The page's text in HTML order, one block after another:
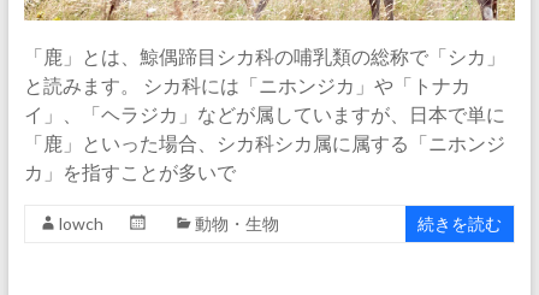
「鹿」とは、鯨偶蹄目シカ科の哺乳類の総称で「シカ」
と読みます。 シカ科には「ニホンジカ」や「トナカ
イ」、「ヘラジカ」などが属していますが、日本で単に
「鹿」といった場合、シカ科シカ属に属する「ニホンジ
カ」を指すことが多いで
lowch 動物・生物 続きを読む